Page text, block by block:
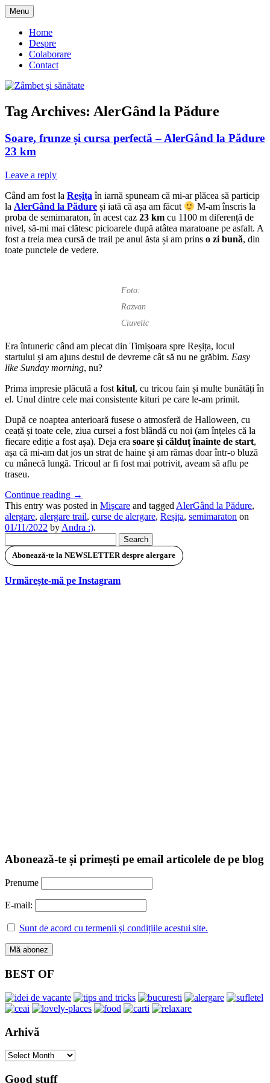
Skip
to
content
Zâmbet şi sănătate
Menu
Home
Despre
Colaborare
Contact
Tag Archives: AlerGând la Pădure
Soare, frunze și cursa perfectă – AlerGând la Pădure
23 km
Leave a reply
Când am fost la Reșița în iarnă spuneam că mi-ar plăcea să particip
la AlerGând la Pădure și iată că așa am făcut
M-am înscris la
proba de semimaraton, în acest caz 23 km cu 1100 m diferență de
nivel, să-mi mai clătesc picioarele după atâtea maratoane pe asfalt. A
fost a treia mea cursă de trail pe anul ăsta și am prins o zi bună, din
toate punctele de vedere.
Foto:
Razvan
Ciuvelic
Era întuneric când am plecat din Timișoara spre Reșița, locul
startului și am ajuns destul de devreme cât să nu ne grăbim. Easy
like Sunday morning, nu?
Prima impresie plăcută a fost kitul, cu tricou fain și multe bunătăți în
el. Unul dintre cele mai consistente kituri pe care le-am primit.
După ce noaptea anterioară fusese o atmosferă de Halloween, cu
ceață și toate cele, ziua cursei a fost blândă cu noi (am înțeles că la
fiecare ediție a fost așa). Deja era soare și călduț înainte de start,
așa că mi-am dat jos un strat de haine și am rămas doar într-o bluză
cu mânecă lungă. Tricoul ar fi fost mai potrivit, aveam să aflu pe
traseu.
Continue reading →
This entry was posted in Mişcare and tagged AlerGând la Pădure,
alergare, alergare trail, curse de alergare, Reșița, semimaraton on
01/11/2022 by Andra :).
for:
Abonează-te la NEWSLETTER despre alergare
Urmărește-mă pe Instagram
Abonează-te și primești pe email articolele de pe blog
Prenume
E-mail:
Sunt de acord cu termenii și condițiile acestui site.
BEST OF
Arhivă
Arhivă
Good stuff